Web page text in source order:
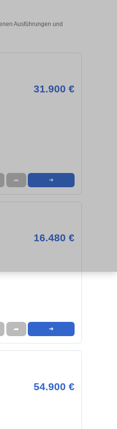
Ausführungen und
31.900 €
➦ ➜
16.480 €
➦ ➜
54.900 €